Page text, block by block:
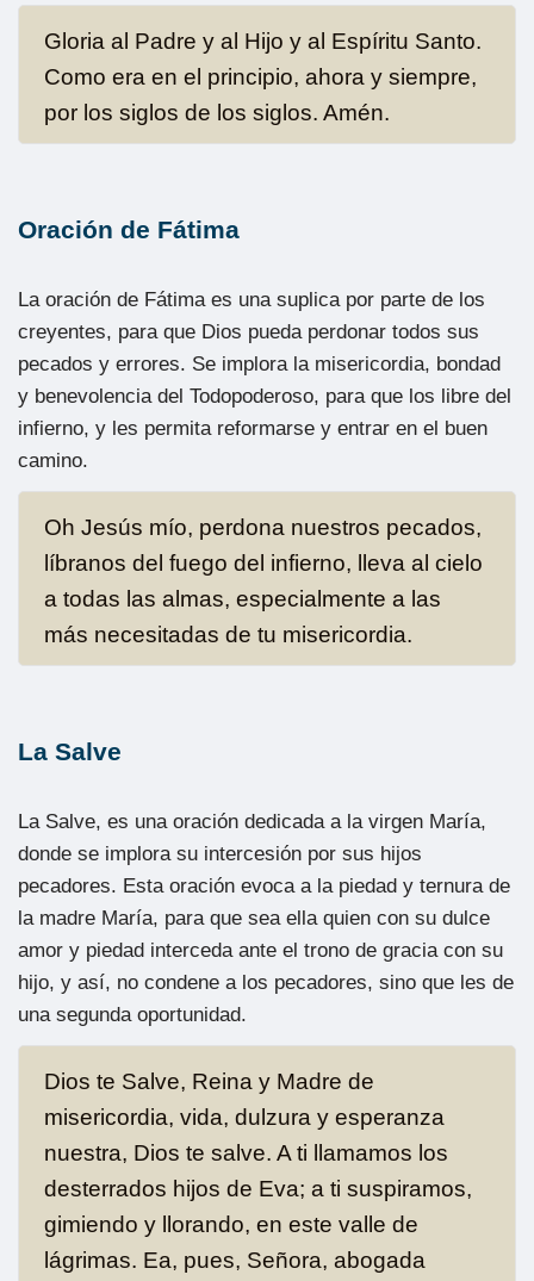
Gloria al Padre y al Hijo y al Espíritu Santo.
Como era en el principio, ahora y siempre,
por los siglos de los siglos. Amén.
Oración de Fátima
La oración de Fátima es una suplica por parte de los
creyentes, para que Dios pueda perdonar todos sus
pecados y errores. Se implora la misericordia, bondad
y benevolencia del Todopoderoso, para que los libre del
infierno, y les permita reformarse y entrar en el buen
camino.
Oh Jesús mío, perdona nuestros pecados,
líbranos del fuego del infierno, lleva al cielo
a todas las almas, especialmente a las
más necesitadas de tu misericordia.
La Salve
La Salve, es una oración dedicada a la virgen María,
donde se implora su intercesión por sus hijos
pecadores. Esta oración evoca a la piedad y ternura de
la madre María, para que sea ella quien con su dulce
amor y piedad interceda ante el trono de gracia con su
hijo, y así, no condene a los pecadores, sino que les de
una segunda oportunidad.
Dios te Salve, Reina y Madre de
misericordia, vida, dulzura y esperanza
nuestra, Dios te salve. A ti llamamos los
desterrados hijos de Eva; a ti suspiramos,
gimiendo y llorando, en este valle de
lágrimas. Ea, pues, Señora, abogada